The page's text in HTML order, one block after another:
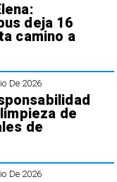
deja 16
camino a
De 2026
de
de
De 2026